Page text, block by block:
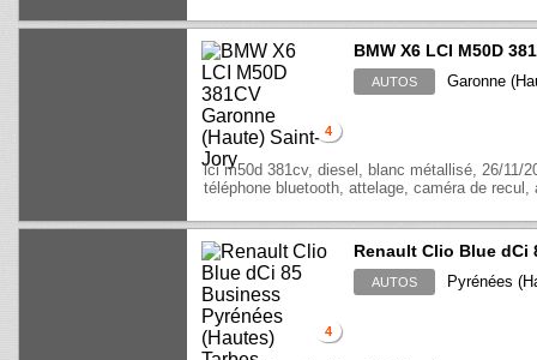
4
BMW X6 LCI M50D
AUTOS Garonne
lci m50d 381cv, diesel, blanc métallisé, 26/11/
téléphone bluetooth, attelage, caméra de
4
Renault Clio Blue dCi
AUTOS Pyrénées